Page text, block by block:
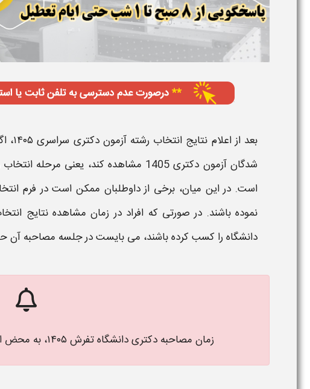
بعد از اعلام نتایج انتخاب رشته آزموندکتری سراسری ۱۴۰۵،
شدگان آزمون دکتری 1405 مشاهده کند، یعنی مرحله
است. در این میان، برخی از داوطلبان ممکن است در فرم
نموده باشند. در صورتی که افراد در زمان مشاهده نتایج
دانشگاه را کسب کرده باشند، می بایست در جلسه مصاحبه آن
زمان مصاحبه دکتری دانشگاه تفرش ۱۴۰۵ ، به محض